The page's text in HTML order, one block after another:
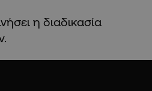
η διαδικασία